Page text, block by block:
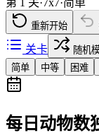
重新开始
关卡 随机
简单
中等 困难
每日动物数